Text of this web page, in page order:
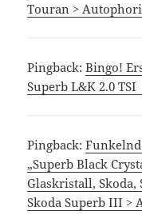
Touran >
Pingback:Bingo!
Superb L&K 2.0
Pingback:
„Superb Black
Glaskristall, Skoda,
Skoda Superb III >